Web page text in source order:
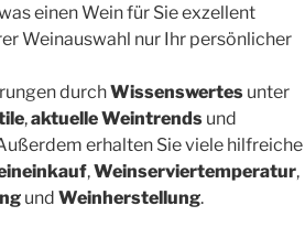
einen Wein für Sie exzellent
Weinauswahl nur Ihr persönlicher
durchWissenswertes unter
,aktuelle Weintrends und
erhalten Sie viele hilfreiche
,Weinserviertemperatur,
und Weinherstellung.